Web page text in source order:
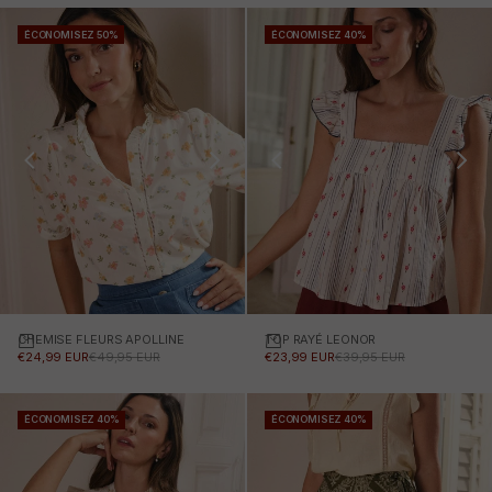
ÉCONOMISEZ 50%
Choisissez des options
CHEMISE FLEURS APOLLINE
PRIX PROMOTIONNEL
€24,99 EURPRIX NORMAL
€49,95 EUR
ÉCONOMISEZ 40%
Choisissez des options
TOP RAYÉ LEONOR
PRIX PROMOTIONNEL
€23,99 EURPRIX NORMAL
€39,95 EUR
ÉCONOMISEZ 40% ÉCONOMISEZ 40%